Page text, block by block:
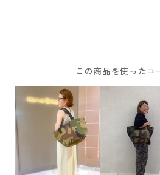
この商品を使ったコ